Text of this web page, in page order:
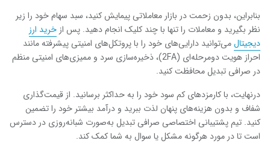
بنابراین، بدون زحمت در بازار معاملاتی پیمایش کنید، سبد سهام خود را زیر
نظر بگیرید و معاملات را تنها با چند کلیک انجام دهید. پس از خرید ارز
دیجیتالمی‌توانید دارایی‌های خود را با پروتکل‌های امنیتی پیشرفته مانند
احراز هویت دومرحله‌ای (2FA)، ذخیره‌سازی سرد و ممیزی‌های امنیتی منظم
در صرافی تبدیل محافظت کنید.
درنهایت، با کارمزدهای کم سود خود را به حداکثر برسانید. از قیمت‌گذاری
شفاف و بدون هزینه‌های پنهان لذت ببرید و درآمد بیشتر خود را تضمین
کنید. تیم پشتیبانی اختصاصی صرافی تبدیل به‌صورت شبانه‌روزی در دسترس
است تا در مورد هرگونه مشکل یا سوال به شما کمک کند.